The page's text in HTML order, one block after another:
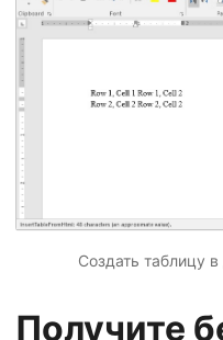
Создать таблицу
Получите